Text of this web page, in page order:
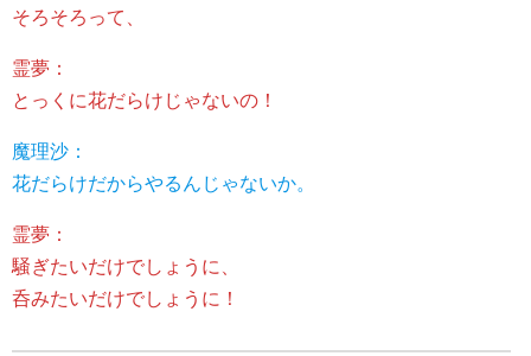
そろそろって、
霊夢：
とっくに花だらけじゃないの！
魔理沙：
花だらけだからやるんじゃないか。
霊夢：
騒ぎたいだけでしょうに、
呑みたいだけでしょうに！